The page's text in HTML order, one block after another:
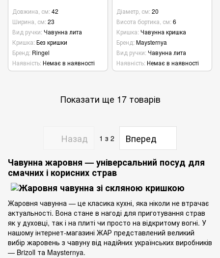
Довжина, см 42
Ширина, см 23
Вид ручки Чавунна лита
Кришка Без кришки
Бренд Ringel
Наявність Немає в наявності
Діаметр, см 20
Висота бортика, см 6
Кришка Чавунна кришка
Бренд Maysternya
Вид ручки Чавунна лита
Наявність Немає в наявності
Показати ще 17 товарів
Назад 1 з 2
Вперед
Чавунна жаровня — універсальний посуд для
смачних і корисних страв
Жаровня чавунна — це класика кухні, яка ніколи не втрачає
актуальності. Вона стане в нагоді для приготування страв
як у духовці, так і на плиті чи просто на відкритому вогні. У
нашому інтернет-магазині ЖАР представлений великий
вибір жаровень з чавуну від надійних українських виробників
— Brizoll та Maysternya.